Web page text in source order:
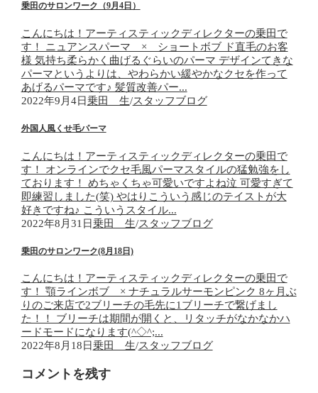
乗田のサロンワーク（9月4日）
こんにちは！アーティスティックディレクターの乗田で
す！ ニュアンスパーマ × ショートボブ ド直毛のお客
様 気持ち柔らかく曲げるぐらいのパーマ デザインてきな
パーマというよりは、やわらかい緩やかなクセを作って
あげるパーマです♪ 髪質改善パー...
2022年9月4日乗田 生/スタッフブログ
外国人風くせ毛パーマ
こんにちは！アーティスティックディレクターの乗田で
す！ オンラインでクセ毛風パーマスタイルの猛勉強をし
ております！ めちゃくちゃ可愛いですよね泣 可愛すぎて
即練習しました(笑) やはりこういう感じのテイストが大
好きですね♪ こういうスタイル...
2022年8月31日乗田 生/スタッフブログ
乗田のサロンワーク(8月18日)
こんにちは！アーティスティックディレクターの乗田で
す！ 顎ラインボブ × ナチュラルサーモンピンク 8ヶ月ぶ
りのご来店で2ブリーチの毛先に1ブリーチで繋げまし
た！！ ブリーチは期間が開くと、リタッチがなかなかハ
ードモードになります(^◇^;...
2022年8月18日乗田 生/スタッフブログ
コメントを残す